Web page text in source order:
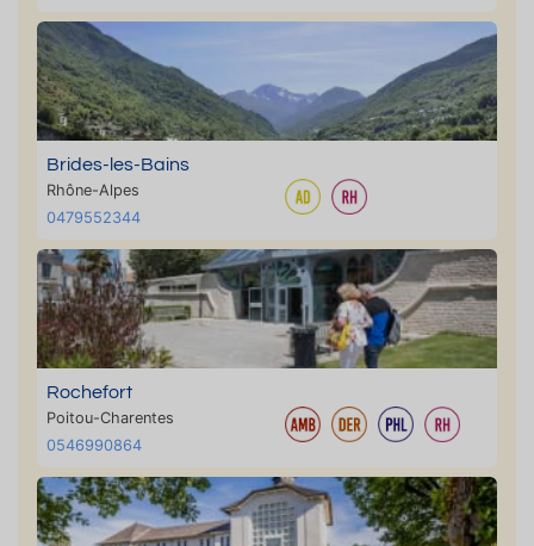
Brides-les-Bains
Rhône-Alpes
0479552344
Rochefort
Poitou-Charentes
0546990864